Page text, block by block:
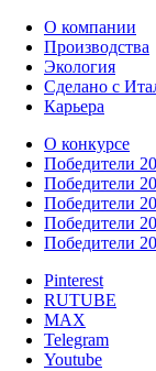
О компании
Производства
Экология
Сделано с
Карьера
О конкурсе
Победители
Победители
Победители
Победители
Победители
Pinterest
RUTUBE
MAX
Telegram
Youtube